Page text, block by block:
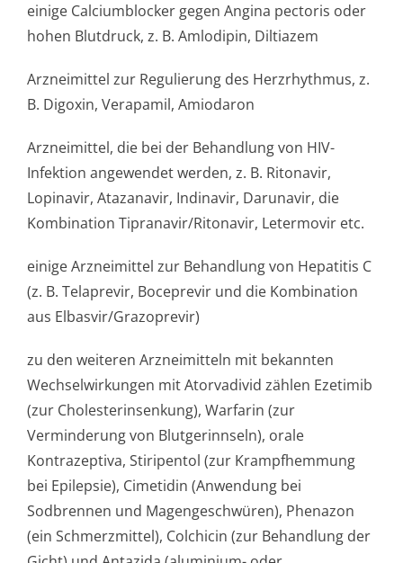
einige Calciumblocker gegen Angina pectoris oder
hohen Blutdruck, z. B. Amlodipin, Diltiazem
Arzneimittel zur Regulierung des Herzrhythmus, z.
B. Digoxin, Verapamil, Amiodaron
Arzneimittel, die bei der Behandlung von HIV-
Infektion angewendet werden, z. B. Ritonavir,
Lopinavir, Atazanavir, Indinavir, Darunavir, die
Kombination Tipranavir/Ri­tonavir, Letermovir etc.
einige Arzneimittel zur Behandlung von Hepatitis C
(z. B. Telaprevir, Boceprevir und die Kombination
aus Elbasvir/Grazo­previr)
zu den weiteren Arzneimitteln mit bekannten
Wechselwirkungen mit Atorvadivid zählen Ezetimib
(zur Cholesterinsen­kung), Warfarin (zur
Verminderung von Blutgerinnseln), orale
Kontrazeptiva, Stiripentol (zur Krampfhemmung
bei Epilepsie), Cimetidin (Anwendung bei
Sodbrennen und Magengeschwüren), Phenazon
(ein Schmerzmittel), Colchicin (zur Behandlung der